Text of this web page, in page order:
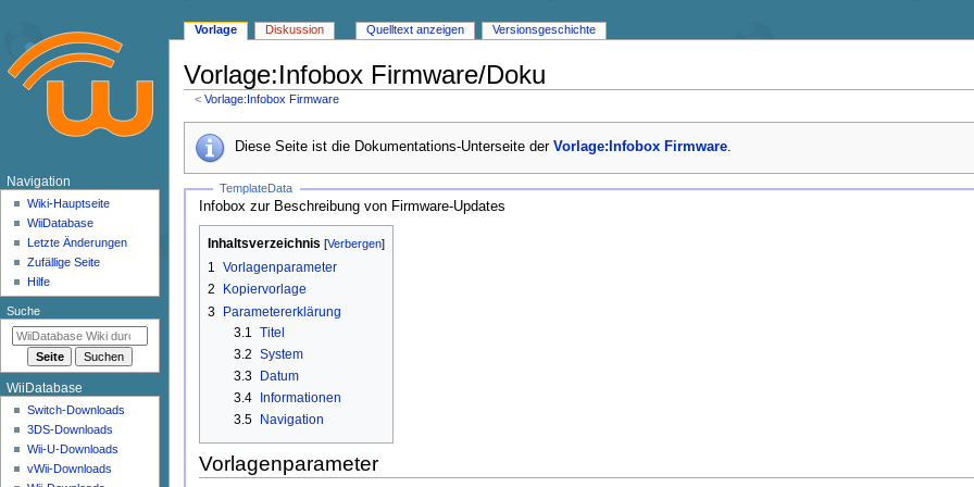
Vorlage:Infobox Firmware/Doku
<Vorlage:Infobox Firmware
Navigation
springen
Suche
springen
Diese Seite ist die Dokumentations-Unterseite der Vorlage:Infobox Firmware.
TemplateData
Infobox zur Beschreibung von Firmware-Updates
Inhaltsverzeichnis
1 Vorlagenparameter
2
Kopiervorlage
3 Parametererklärung
3.1
Titel
3.2
System
3.3
Datum
3.4
Informationen
3.5
Navigation
Vorlagenparameter
N
a
o
n
m
Vorlage Diskussion Quelltext anzeigen Versionsgeschichte
Navigation
Wiki-Hauptseite
WiiDatabase
Letzte Änderungen
Zufällige Seite
Hilfe
Suche
WiiDatabase
Switch-Downloads
3DS-Downloads
Wii-U-Downloads
vWii-Downloads